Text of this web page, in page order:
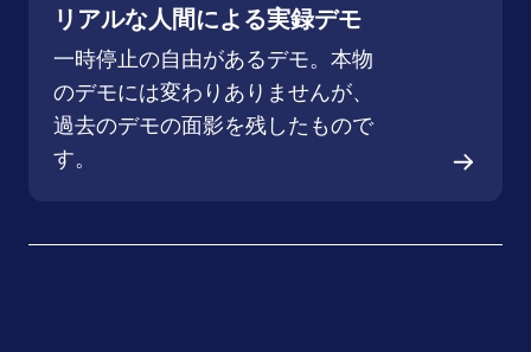
リアルな人間による実録デモ
一時停止の自由があるデモ。本物
のデモには変わりありませんが、
過去のデモの面影を残したもので
す。